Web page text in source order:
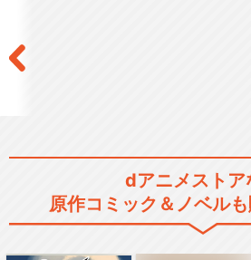
活撃 刀
dアニメストア
原作コミック＆ノベルも